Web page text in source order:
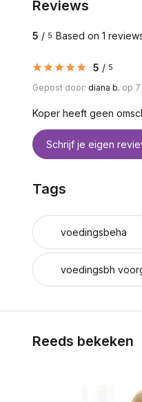
Reviews
5 / 5 Based on 1
5 / 5
Gepost door: diana b. op 7
Koper heeft geen
Schrijf je eigen
Tags
voedingsbeha
voedingsbh
Reeds bekeken